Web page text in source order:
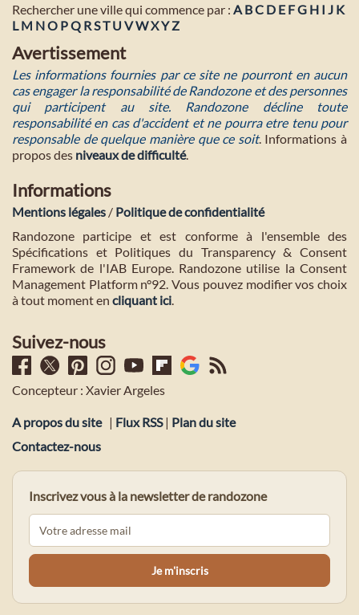
Rechercher une ville qui commence par : A BC D E FG H I J K
L M NO PQ R ST U VWXY Z
Avertissement
Les informations fournies par ce site ne pourront en aucun
cas engager la responsabilité de Randozone et des personnes
qui participent au site. Randozone décline toute
responsabilité en cas d'accident et ne pourra etre tenu pour
responsable de quelque manière que ce soit. Informations à
propos des niveaux de difficulté.
Informations
Mentions légales / Politique de confidentialité
Randozone participe et est conforme à l'ensemble des
Spécifications et Politiques du Transparency & Consent
Framework de l'IAB Europe. Randozone utilise la Consent
Management Platform n°92. Vous pouvez modifier vos choix
à tout moment en cliquant ici
Suivez-nous
Concepteur : Xavier Argeles
A propos du site | Flux RSS| Plan du site
Contactez-nous
Inscrivez vous à la newsletter de randozone